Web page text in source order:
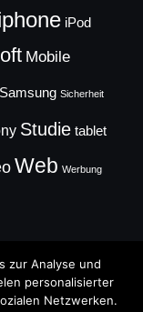
iPod
Mobile
Samsung Sicherheit
Studie tablet
Web Werbung
zur Analyse und
personalisierter
Netzwerken.